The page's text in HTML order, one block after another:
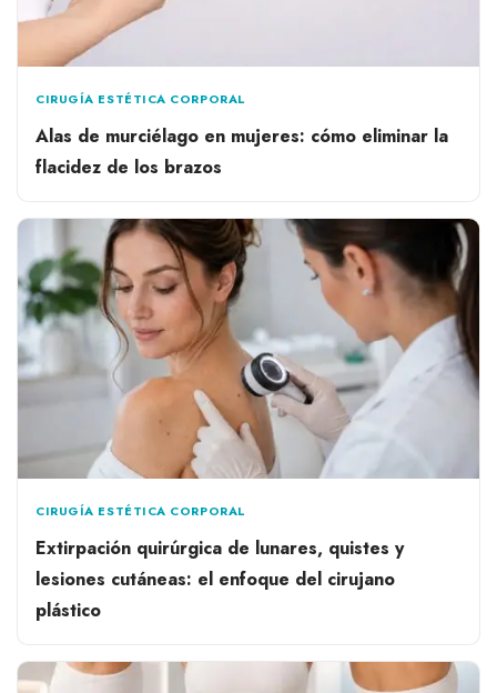
CIRUGÍA ESTÉTICA CORPORAL
Alas de murciélago en mujeres: cómo eliminar la
flacidez de los brazos
CIRUGÍA ESTÉTICA CORPORAL
Extirpación quirúrgica de lunares, quistes y
lesiones cutáneas: el enfoque del cirujano
plástico